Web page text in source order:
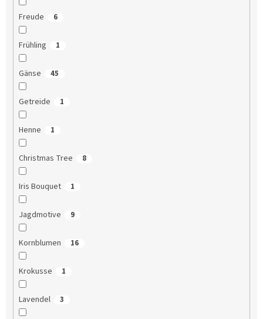
Freude 6
Frühling 1
Gänse 45
Getreide 1
Henne 1
Christmas Tree 8
Iris Bouquet 1
Jagdmotive 9
Kornblumen 16
Krokusse 1
Lavendel 3